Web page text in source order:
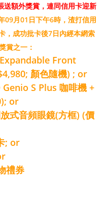
送額外獎賞，連同信用卡迎新
09月01日下午6時，渣打信用
，成功批卡後7日內經本網索
賞之一：
Expandable Front
顏色隨機) ; or
S Plus 咖啡機 +
or
式音頻眼鏡(方框) (價
; or
禮券